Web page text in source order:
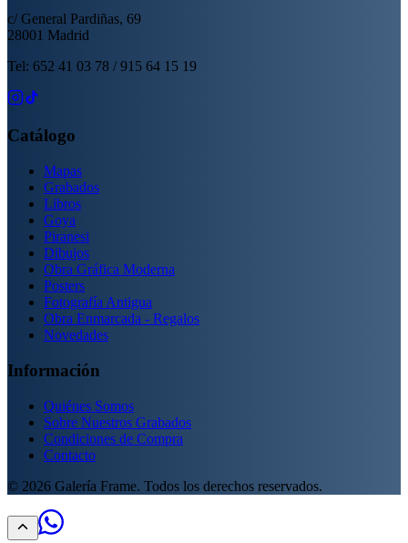
c/ General Pardiñas, 69
28001 Madrid
Tel: 652 41 03 78 / 915 64 15 19
Catálogo
Mapas
Grabados
Libros
Goya
Piranesi
Dibujos
Obra Gráfica Moderna
Posters
Fotografía Antigua
Obra Enmarcada - Regalos
Novedades
Información
Quiénes Somos
Sobre Nuestros Grabados
Condiciones de Compra
Contacto
© 2026 Galería Frame. Todos los derechos reservados.